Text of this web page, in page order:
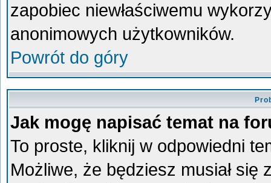
zapobiec niewłaściwemu
anonimowych użytkowników.
Powrót do góry
Jak mogę napisać temat na
To proste, kliknij w odpowiedni
Możliwe, że będziesz musiał się